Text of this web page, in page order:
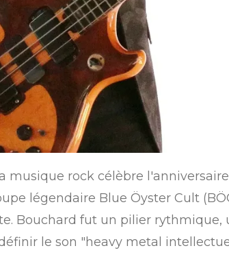
musique rock célèbre
légendaire Blue Öyster Cult
Bouchard fut un pilier
le son "heavy metal